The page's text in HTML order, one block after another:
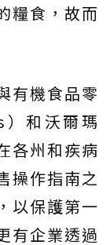
糧食，故而
有機食品零
和沃爾瑪
各州和疾病
操作指南之
以保護第一
有企業透過